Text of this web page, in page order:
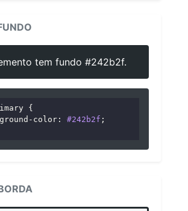
tem fundo #242b2f.
{
color : #242b2f ;